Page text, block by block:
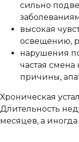
сильно
высокая
освещению,
нарушения
частая
причины,
Хроническая
Длительность
месяцев, а